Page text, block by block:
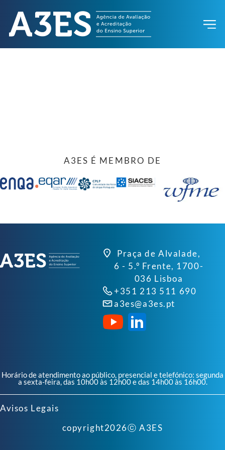
A3ES É MEMBRO DE
Praça de Alvalade,
6 - 5.º Frente, 1700-
036 Lisboa
+351 213 511 690
a3es@a3es.pt
Horário de atendimento ao público, presencial e telefónico: segunda
a sexta-feira, das 10h00 às 12h00 e das 14h00 às 16h00.
Avisos Legais
copyright2026ⓒ A3ES